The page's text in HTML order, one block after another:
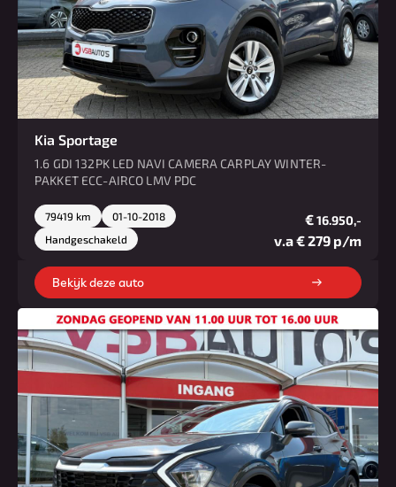
Kia Sportage
1.6 GDI 132PK LED NAVI CAMERA CARPLAY WINTER-
PAKKET ECC-AIRCO LMV PDC
79419 km
01-10-2018
Handgeschakeld
€16.950,-
v.a € 279 p/m
Bekijk deze auto